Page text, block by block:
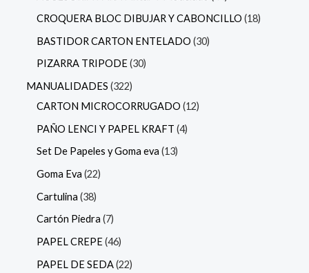
CROQUERA BLOC DIBUJAR Y CABONCILLO 18
BASTIDOR CARTON ENTELADO 30
PIZARRA TRIPODE 30
MANUALIDADES 322
CARTON MICROCORRUGADO 12
PAÑO LENCI Y PAPEL KRAFT 4
Set De Papeles y Goma eva 13
Goma Eva 22
Cartulina 38
Cartón Piedra 7
PAPEL CREPE 46
PAPEL DE SEDA 22